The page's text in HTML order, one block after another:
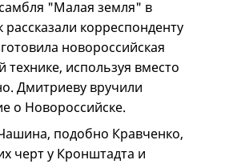
"Малая земля" в
корреспонденту
новороссийская
технике, используя вместо
Дмитриеву вручили
о Новороссийске.
подобно Кравченко,
черт у Кронштадта и